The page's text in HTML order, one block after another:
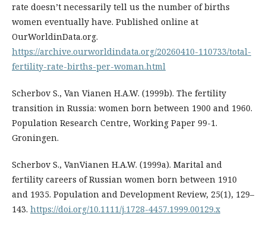
rate doesn’t necessarily tell us the number of births
women eventually have. Published online at
OurWorldinData.org.
https://archive.ourworldindata.org/20260410-110733/total-
fertility-rate-births-per-woman.html
Scherbov S., Van Vianen H.A.W. (1999b). The fertility
transition in Russia: women born between 1900 and 1960.
Population Research Centre, Working Paper 99-1.
Groningen.
Scherbov S., VanVianen H.A.W. (1999a). Marital and
fertility careers of Russian women born between 1910
and 1935. Population and Development Review, 25(1), 129–
143. https://doi.org/10.1111/j.1728-4457.1999.00129.x